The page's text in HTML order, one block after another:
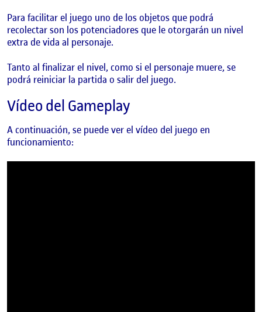
Para facilitar el juego uno de los objetos que podrá
recolectar son los potenciadores que le otorgarán un nivel
extra de vida al personaje.
Tanto al finalizar el nivel, como si el personaje muere, se
podrá reiniciar la partida o salir del juego.
Vídeo del Gameplay
A continuación, se puede ver el vídeo del juego en
funcionamiento: